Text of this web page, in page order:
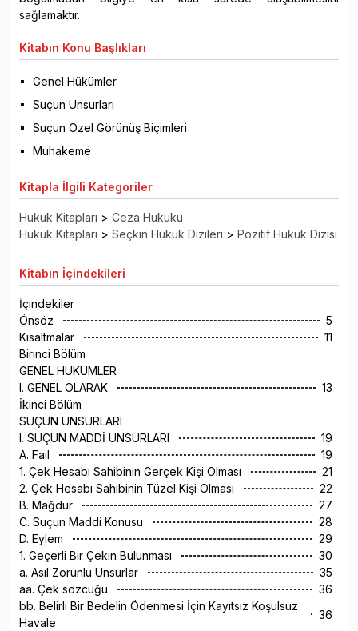
sağlamaktır.
Kitabın Konu Başlıkları
Genel Hükümler
Suçun Unsurları
Suçun Özel Görünüş Biçimleri
Muhakeme
Kitapla İlgili Kategoriler
Hukuk Kitapları > Ceza Hukuku
Hukuk Kitapları > Seçkin Hukuk Dizileri > Pozitif Hukuk Dizisi
Kitabın İçindekileri
İçindekiler
Önsöz
5
Kısaltmalar
11
Birinci Bölüm
GENEL HÜKÜMLER
I. GENEL OLARAK
13
İkinci Bölüm
SUÇUN UNSURLARI
I. SUÇUN MADDİ UNSURLARI
19
A. Fail
19
1. Çek Hesabı Sahibinin Gerçek Kişi Olması
21
2. Çek Hesabı Sahibinin Tüzel Kişi Olması
22
B. Mağdur
27
C. Suçun Maddi Konusu
28
D. Eylem
29
1. Geçerli Bir Çekin Bulunması
30
a. Asıl Zorunlu Unsurlar
35
aa. Çek sözcüğü
36
bb. Belirli Bir Bedelin Ödenmesi İçin Kayıtsız Koşulsuz
Havale
36